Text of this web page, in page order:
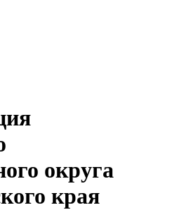
округа
края